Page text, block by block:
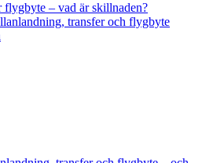
– vad är skillnaden?
transfer och flygbyte